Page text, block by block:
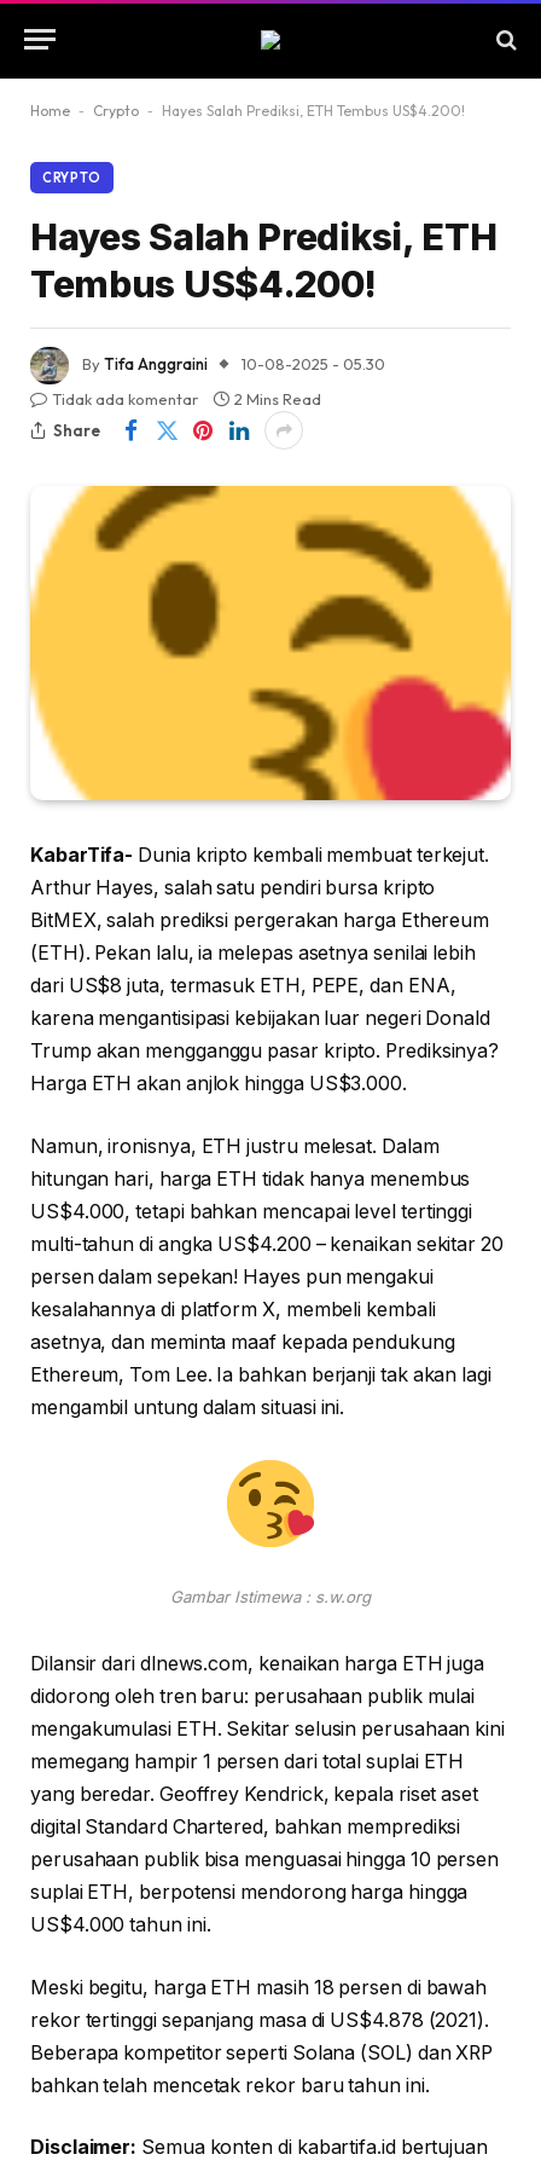
Home - Crypto - Hayes Salah Prediksi, ETH Tembus US$4.200!
CRYPTO
Hayes Salah Prediksi, ETH
Tembus US$4.200!
ByTifa Anggraini
10-08-2025 - 05.30
Tidak ada komentar
2 Mins Read
Share
KabarTifa- Dunia kripto kembali membuat terkejut.
Arthur Hayes, salah satu pendiri bursa kripto
BitMEX, salah prediksi pergerakan harga Ethereum
(ETH). Pekan lalu, ia melepas asetnya senilai lebih
dari US$8 juta, termasuk ETH, PEPE, dan ENA,
karena mengantisipasi kebijakan luar negeri Donald
Trump akan mengganggu pasar kripto. Prediksinya?
Harga ETH akan anjlok hingga US$3.000.
Namun, ironisnya, ETH justru melesat. Dalam
hitungan hari, harga ETH tidak hanya menembus
US$4.000, tetapi bahkan mencapai level tertinggi
multi-tahun di angka US$4.200 – kenaikan sekitar 20
persen dalam sepekan! Hayes pun mengakui
kesalahannya di platform X, membeli kembali
asetnya, dan meminta maaf kepada pendukung
Ethereum, Tom Lee. Ia bahkan berjanji tak akan lagi
mengambil untung dalam situasi ini.
Gambar Istimewa : s.w.org
Dilansir dari dlnews.com, kenaikan harga ETH juga
didorong oleh tren baru: perusahaan publik mulai
mengakumulasi ETH. Sekitar selusin perusahaan kini
memegang hampir 1 persen dari total suplai ETH
yang beredar. Geoffrey Kendrick, kepala riset aset
digital Standard Chartered, bahkan memprediksi
perusahaan publik bisa menguasai hingga 10 persen
suplai ETH, berpotensi mendorong harga hingga
US$4.000 tahun ini.
Meski begitu, harga ETH masih 18 persen di bawah
rekor tertinggi sepanjang masa di US$4.878 (2021).
Beberapa kompetitor seperti Solana (SOL) dan XRP
bahkan telah mencetak rekor baru tahun ini.
Disclaimer: Semua konten di kabartifa.id bertujuan